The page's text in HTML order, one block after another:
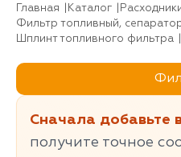
Главная Каталог
Фильтр топливный,
Шплинт топливного фильтра
Сначала добавьте
получите точное